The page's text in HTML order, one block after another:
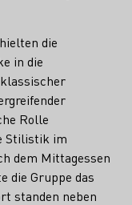
die
in die
Rolle
Stilistik im
dem Mittagessen
die Gruppe das
standen neben